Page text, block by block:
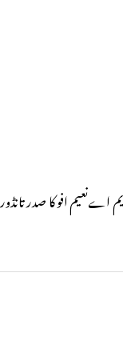
افو کا صدر تانڈور